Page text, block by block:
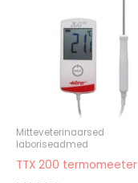
Mitteveterinaarsed
laboriseadmed
TTX 200 termomeeter